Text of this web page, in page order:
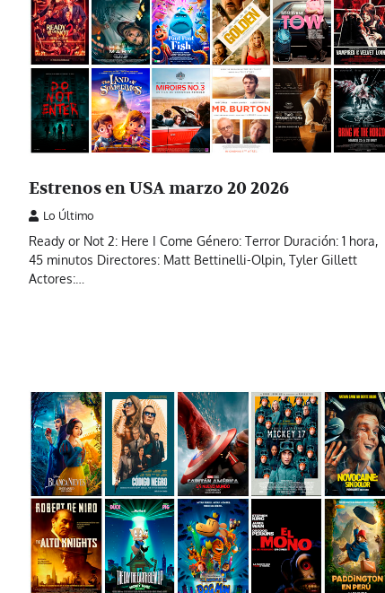
Estrenos en USA marzo 20 2026
Lo Último
Ready or Not 2: Here I Come Género: Terror Duración: 1 hora,
45 minutos Directores: Matt Bettinelli-Olpin, Tyler Gillett
Actores:…